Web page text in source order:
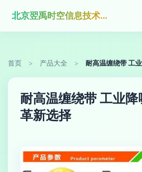
北京翌禹时空信息技术有限公司
首页 > 产品大全 > 耐高温缠绕带 工
耐高温缠绕带 工业降
革新选择